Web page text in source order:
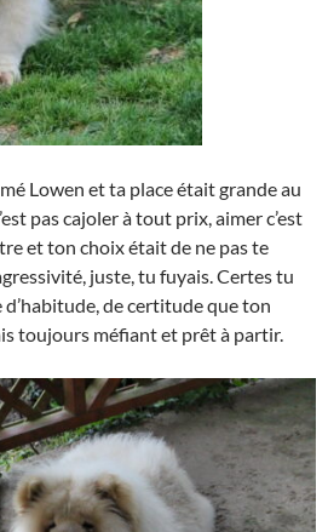
Lowen et ta place était grande au
pas cajoler à tout prix, aimer c’est
et ton choix était de ne pas te
juste, tu fuyais. Certes tu
d’habitude, de certitude que ton
toujours méfiant et prêt à partir.